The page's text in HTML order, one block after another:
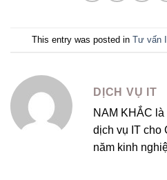
This entry was posted in Tư vấn
DỊCH VỤ IT
NAM KHẮC
dịch vụ IT cho
năm kinh